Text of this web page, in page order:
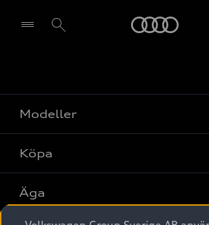
Modeller
Alla modeller
Elbilar
Köpa
Privaterbjudanden
Äga